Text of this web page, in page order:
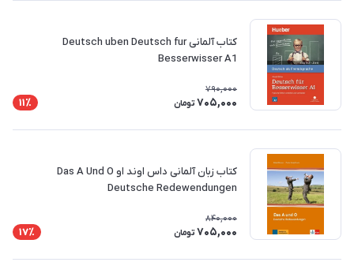
کتاب آلمانی Deutsch uben Deutsch fur
Besserwisser A1
790,000
705,000 تومان 11٪
کتاب زبان آلمانی داس اوند او Das A Und O
Deutsche Redewendungen
840,000
705,000 تومان 17٪